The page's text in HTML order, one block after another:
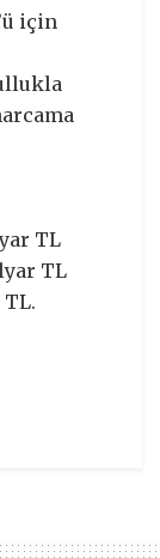
için
TL
TL
TL.